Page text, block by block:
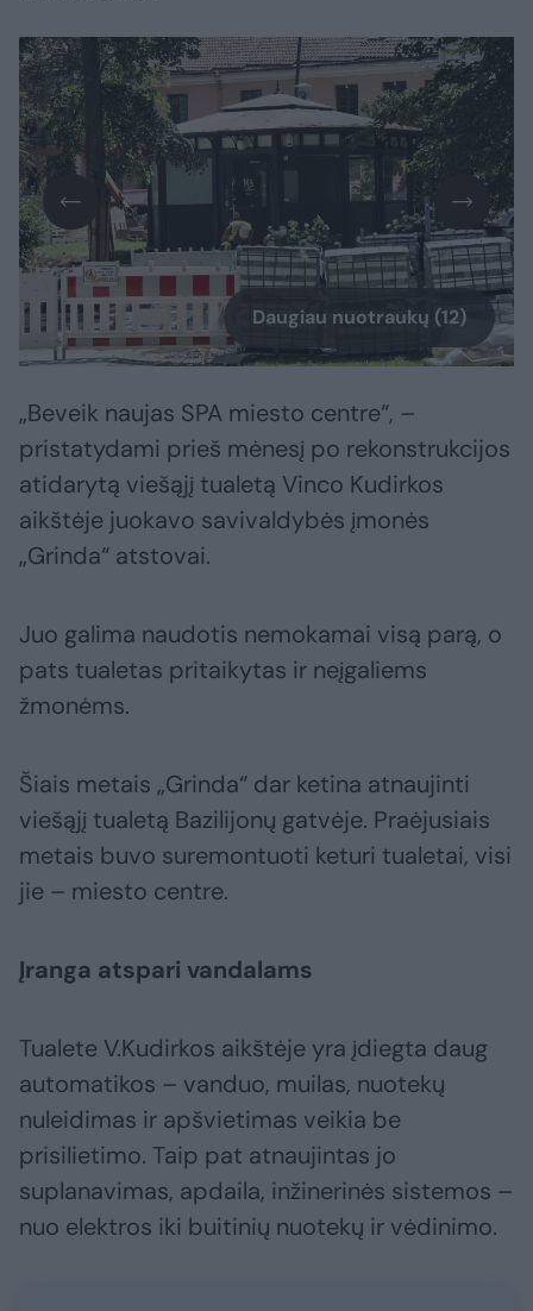
Daugiau nuotraukų (12)
„Beveik naujas SPA miesto centre“, –
pristatydami prieš mėnesį po rekonstrukcijos
atidarytą viešąjį tualetą Vinco Kudirkos
aikštėje juokavo savivaldybės įmonės
„Grinda“ atstovai.
Juo galima naudotis nemokamai visą parą, o
pats tualetas pritaikytas ir neįgaliems
žmonėms.
Šiais metais „Grinda“ dar ketina atnaujinti
viešąjį tualetą Bazilijonų gatvėje. Praėjusiais
metais buvo suremontuoti keturi tualetai, visi
jie – miesto centre.
Įranga atspari vandalams
Tualete V.Kudirkos aikštėje yra įdiegta daug
automatikos – vanduo, muilas, nuotekų
nuleidimas ir apšvietimas veikia be
prisilietimo. Taip pat atnaujintas jo
suplanavimas, apdaila, inžinerinės sistemos –
nuo elektros iki buitinių nuotekų ir vėdinimo.